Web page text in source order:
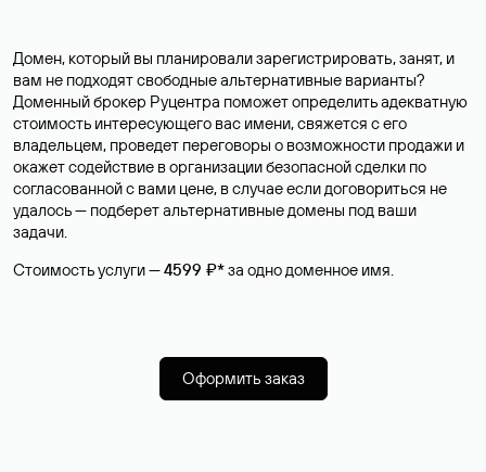
Домен, который вы планировали зарегистрировать, занят, и
вам не подходят свободные альтернативные варианты?
Доменный брокер Руцентра поможет определить адекватную
стоимость интересующего вас имени, свяжется с его
владельцем, проведет переговоры о возможности продажи и
окажет содействие в организации безопасной сделки по
согласованной с вами цене, в случае если договориться не
удалось — подберет альтернативные домены под ваши
задачи.
Стоимость услуги —4599 ₽*за одно доменное имя.
Оформить заказ